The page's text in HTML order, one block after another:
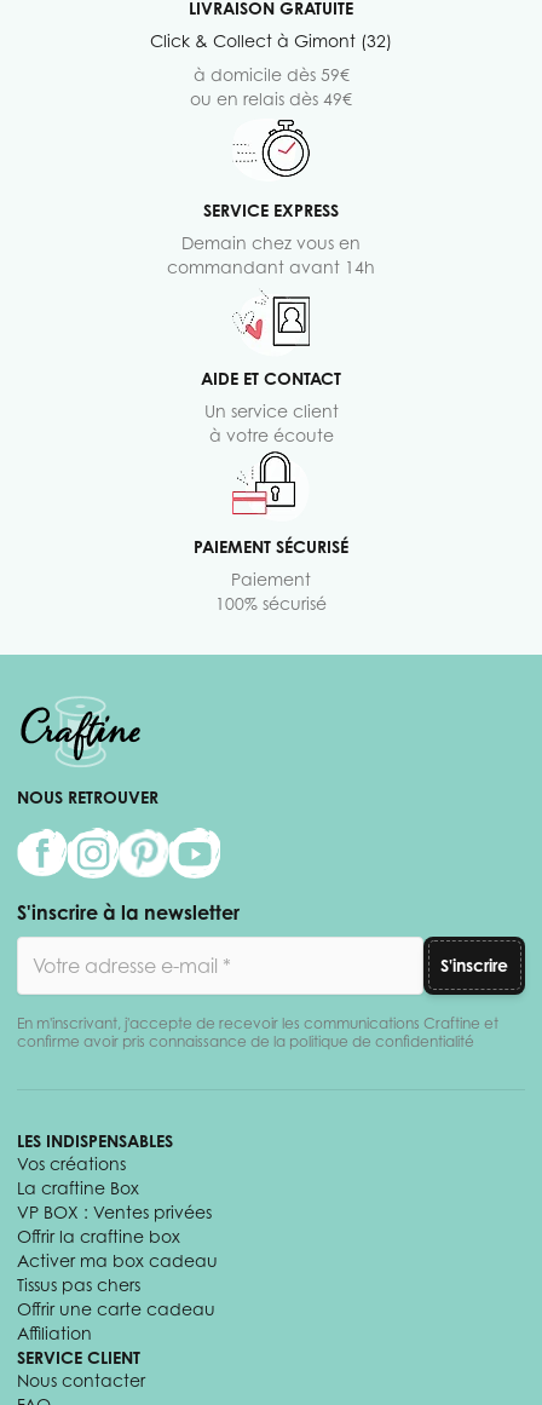
LIVRAISON GRATUITE
Click & Collect à Gimont (32)
à domicile dès 59€
ou en relais dès 49€
SERVICE EXPRESS
Demain chez vous en
commandant avant 14h
AIDE ET CONTACT
Un service client
à votre écoute
PAIEMENT SÉCURISÉ
Paiement
100% sécurisé
NOUS RETROUVER
S'inscrire à la newsletter
S'inscrire
En m'inscrivant, j'accepte de recevoir les communications Craftine et
confirme avoir pris connaissance de la politique de confidentialité
LES INDISPENSABLES
Vos créations
La craftine Box
VP BOX : Ventes privées
Offrir la craftine box
Activer ma box cadeau
Tissus pas chers
Offrir une carte cadeau
Affiliation
SERVICE CLIENT
Nous contacter